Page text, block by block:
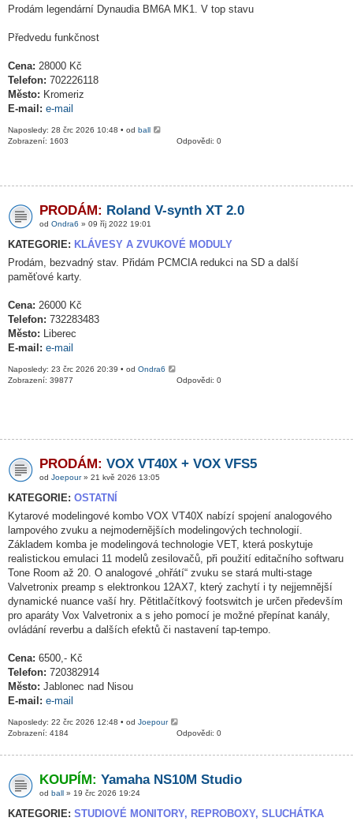
Prodám legendární Dynaudia BM6A MK1. V top stavu
Předvedu funkčnost
Cena: 28000 Kč
Telefon: 702226118
Město: Kromeriz
E-mail: e-mail
Naposledy: 28 črc 2026 10:48 • od ball
Odpovědi: 0
Zobrazení: 1603
PRODÁM: Roland V-synth XT 2.0
od Ondra6 » 09 říj 2022 19:01
KATEGORIE: KLÁVESY A ZVUKOVÉ MODULY
Prodám, bezvadný stav. Přidám PCMCIA redukci na SD a další
paměťové karty.
Cena: 26000 Kč
Telefon: 732283483
Město: Liberec
E-mail: e-mail
Naposledy: 23 črc 2026 20:39 • od Ondra6
Odpovědi: 0
Zobrazení: 39877
PRODÁM: VOX VT40X + VOX VFS5
od Joepour» 21 kvě 2026 13:05
KATEGORIE: OSTATNÍ
Kytarové modelingové kombo VOX VT40X nabízí spojení analogového
lampového zvuku a nejmodernějších modelingových technologií.
Základem komba je modelingová technologie VET, která poskytuje
realistickou emulaci 11 modelů zesilovačů, při použití editačního softwaru
Tone Room až 20. O analogové „ohřátí“ zvuku se stará multi-stage
Valvetronix preamp s elektronkou 12AX7, který zachytí i ty nejjemnější
dynamické nuance vaší hry. Pětitlačítkový footswitch je určen především
pro aparáty Vox Valvetronix a s jeho pomocí je možné přepínat kanály,
ovládání reverbu a dalších efektů či nastavení tap-tempo.
Cena: 6500,- Kč
Telefon: 720382914
Město: Jablonec nad Nisou
E-mail: e-mail
Naposledy: 22 črc 2026 12:48 • od Joepour
Odpovědi: 0
Zobrazení: 4184
KOUPÍM: Yamaha NS10M Studio
od ball » 19 črc 2026 19:24
KATEGORIE: STUDIOVÉ MONITORY, REPROBOXY, SLUCHÁTKA